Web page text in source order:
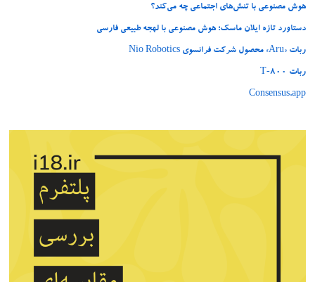
هوش مصنوعی با تنش‌های اجتماعی چه می‌کند؟
دستاورد تازه ایلان ماسک؛ هوش مصنوعی با لهجه طبیعی فارسی
ربات «Aru» محصول شرکت فرانسوی Nio Robotics
ربات T‑800
Consensus.app